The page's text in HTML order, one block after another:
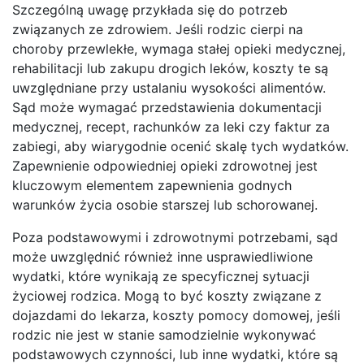
Szczególną uwagę przykłada się do potrzeb
związanych ze zdrowiem. Jeśli rodzic cierpi na
choroby przewlekłe, wymaga stałej opieki medycznej,
rehabilitacji lub zakupu drogich leków, koszty te są
uwzględniane przy ustalaniu wysokości alimentów.
Sąd może wymagać przedstawienia dokumentacji
medycznej, recept, rachunków za leki czy faktur za
zabiegi, aby wiarygodnie ocenić skalę tych wydatków.
Zapewnienie odpowiedniej opieki zdrowotnej jest
kluczowym elementem zapewnienia godnych
warunków życia osobie starszej lub schorowanej.
Poza podstawowymi i zdrowotnymi potrzebami, sąd
może uwzględnić również inne usprawiedliwione
wydatki, które wynikają ze specyficznej sytuacji
życiowej rodzica. Mogą to być koszty związane z
dojazdami do lekarza, koszty pomocy domowej, jeśli
rodzic nie jest w stanie samodzielnie wykonywać
podstawowych czynności, lub inne wydatki, które są